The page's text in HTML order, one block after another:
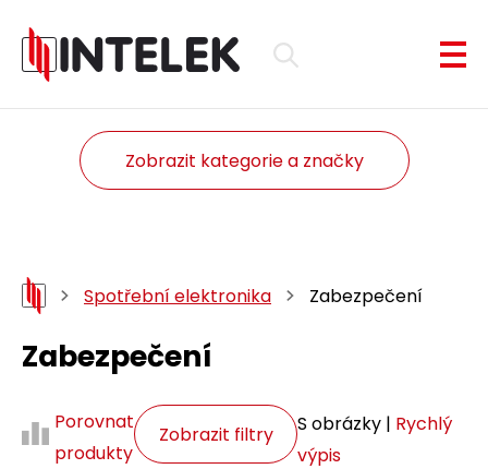
Zobrazit kategorie a značky
Spotřební elektronika Zabezpečení
Zabezpečení
Porovnat
produkty
Zobrazit filtry S obrázky | Rychlý
výpis